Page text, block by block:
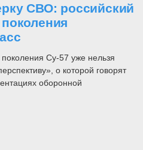
СВО: российский
поколения Су-57 уже нельзя
о которой говорят
оборонной